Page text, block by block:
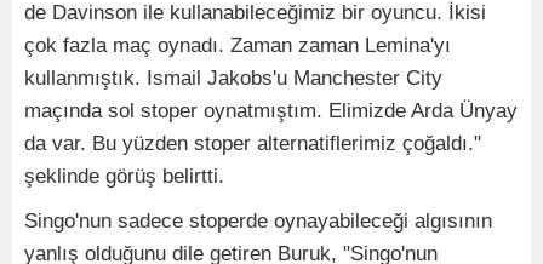
de Davinson ile kullanabileceğimiz bir oyuncu. İkisi
çok fazla maç oynadı. Zaman zaman Lemina'yı
kullanmıştık. Ismail Jakobs'u Manchester City
maçında sol stoper oynatmıştım. Elimizde Arda Ünyay
da var. Bu yüzden stoper alternatiflerimiz çoğaldı."
şeklinde görüş belirtti.
Singo'nun sadece stoperde oynayabileceği algısının
yanlış olduğunu dile getiren Buruk, "Singo'nun